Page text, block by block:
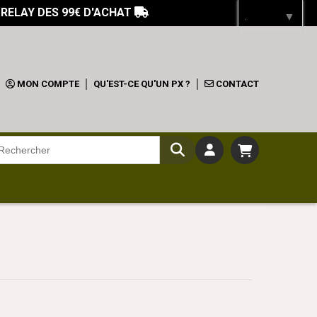
DES 99€ D'ACHAT 
MON COMPTE QU'EST-CE QU'UN PX ? CONTACT
▼